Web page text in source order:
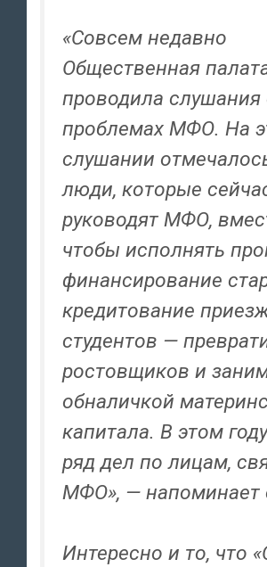
«Совсем недавно
Общественная
проводила слушания
проблемах МФО. На
слушании
люди, которые
руководят МФО,
чтобы исполнять
финансирование
кредитование
студентов —
ростовщиков и
обналичкой
капитала. В этом
ряд дел по лицам,
МФО», — напоминает
Интересно и то, что